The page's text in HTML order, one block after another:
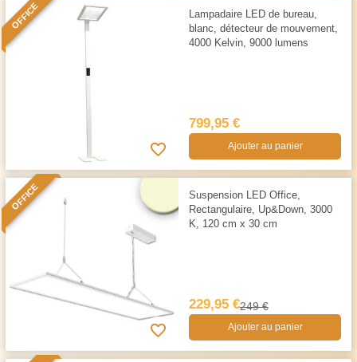
OFFICE
Lampadaire LED de bureau,
blanc, détecteur de mouvement,
4000 Kelvin, 9000 lumens
799,95 €
Ajouter au panier
OFFICE
Suspension LED Office,
Rectangulaire, Up&Down, 3000
K, 120 cm x 30 cm
229,95 €249 €
Ajouter au panier